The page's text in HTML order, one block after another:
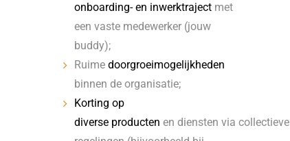
onboarding- en inwerktraject met
een vaste medewerker (jouw
buddy);
Ruime doorgroeimogelijkheden
binnen de organisatie;
Korting op
diverse producten en diensten via collectieve